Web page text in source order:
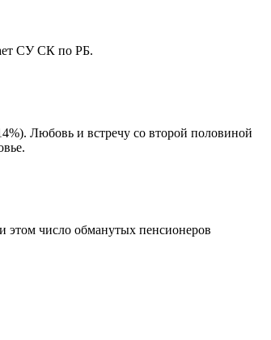
СУ СК по РБ.
Любовь и встречу со второй половиной
этом число обманутых пенсионеров